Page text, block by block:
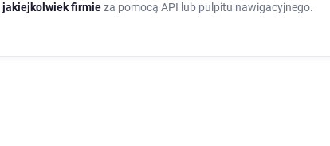
jakiejkolwiek firmieza pomocą API lub pulpitu nawigacyjnego.